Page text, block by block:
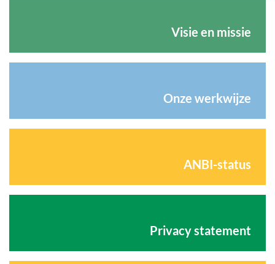
Visie en missie
Onze werkwijze
ANBI-status
Privacy statement